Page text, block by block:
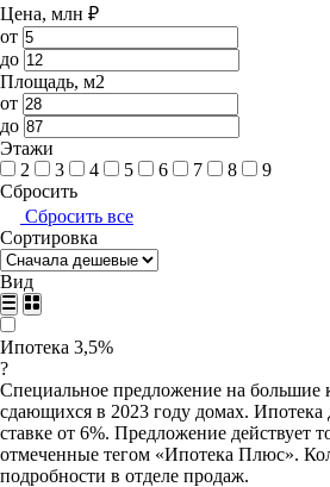
Цена, млн ₽
от
до
Площадь, м2
от
до
Этажи
2
3 4 5 6 7 8
9
Сбросить
Сбросить все
Сортировка
Вид
Ипотека 3,5%
?
Специальное предложение на большие
сдающихся в 2023 году домах.
ставке от 6%. Предложение действует
отмеченные тегом «Ипотека Плюс».
подробности в отделе продаж.